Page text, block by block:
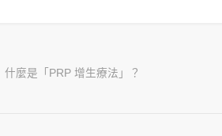
什麼是「PRP 增生療法」？